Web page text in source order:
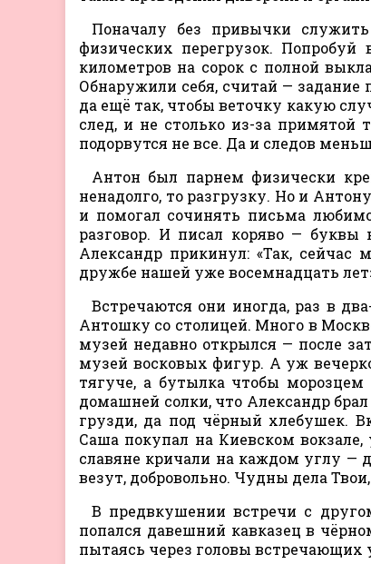
Поначалу без привычки
физических перегрузок.
километров на сорок с полной
Обнаружили себя, считай —
да ещё так, чтобы веточку какую
след, и не столько из-за примятой
подорвутся не все. Да и следов
Антон был парнем физически
ненадолго, то разгрузку. Но и
и помогал сочинять письма
разговор. И писал коряво —
Александр прикинул: «Так, сейчас
дружбе нашей уже восемнадцать
Встречаются они иногда, раз в
Антошку со столицей. Много в
музей недавно открылся — после
музей восковых фигур. А уж
тягуче, а бутылка чтобы морозцем
домашней солки, что Александр
грузди, да под чёрный хлебушек.
Саша покупал на Киевском
славяне кричали на каждом углу —
везут, добровольно. Чудны дела
В предвкушении встречи с
попался давешний кавказец в
пытаясь через головы встречающих